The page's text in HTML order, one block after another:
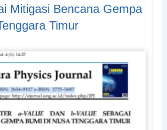
Mitigasi Bencana Gempa
Timur